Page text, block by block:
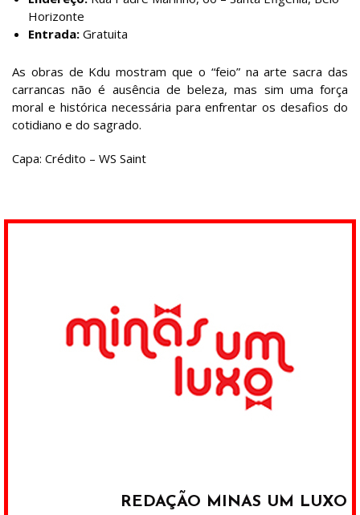
Horizonte
Entrada: Gratuita
As obras de Kdu mostram que o “feio” na arte sacra das
carrancas não é ausência de beleza, mas sim uma força
moral e histórica necessária para enfrentar os desafios do
cotidiano e do sagrado.
Capa: Crédito – WS Saint
REDAÇÃO MINAS UM LUXO